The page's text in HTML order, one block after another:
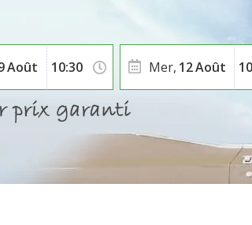
Polski
Română
العربية
Août Mer, 12Août